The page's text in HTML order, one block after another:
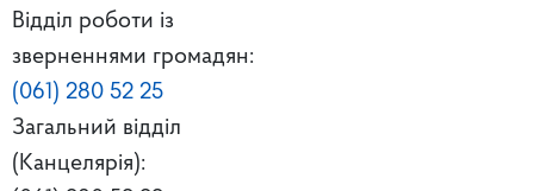
Відділ роботи із
зверненнями громадян:
(061) 280 52 25
Загальний відділ
(Канцелярія):